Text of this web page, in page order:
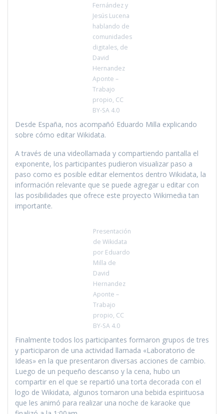
Fernández y
Jesús Lucena
hablando de
comunidades
digitales, de
David
Hernandez
Aponte –
Trabajo
propio, CC
BY-SA 4.0
Desde España, nos acompañó Eduardo Milla explicando
sobre cómo editar Wikidata.
A través de una videollamada y compartiendo pantalla el
exponente, los participantes pudieron visualizar paso a
paso como es posible editar elementos dentro Wikidata, la
información relevante que se puede agregar u editar con
las posibilidades que ofrece este proyecto Wikimedia tan
importante.
Presentación
de Wikidata
por Eduardo
Milla de
David
Hernandez
Aponte –
Trabajo
propio, CC
BY-SA 4.0
Finalmente todos los participantes formaron grupos de tres
y participaron de una actividad llamada «Laboratorio de
Ideas» en la que presentaron diversas acciones de cambio.
Luego de un pequeño descanso y la cena, hubo un
compartir en el que se repartió una torta decorada con el
logo de Wikidata, algunos tomaron una bebida espirituosa
que les animó para realizar una noche de karaoke que